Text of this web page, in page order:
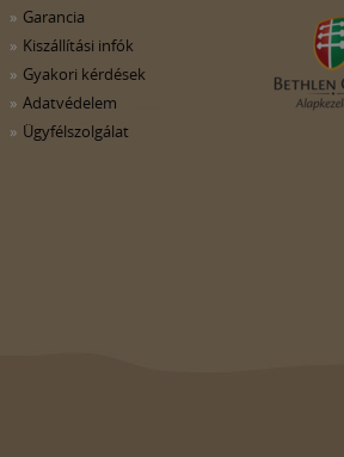
Garancia
Kiszállítási infók
Gyakori kérdések
Adatvédelem
Ügyfélszolgálat